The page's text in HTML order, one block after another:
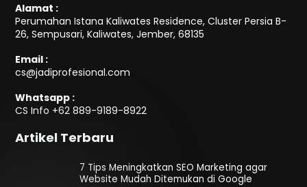
Alamat :
Perumahan Istana Kaliwates Residence, Cluster Persia B-
26, Sempusari, Kaliwates, Jember, 68135
Email :
cs@jadiprofesional.com
Whatsapp :
CS Info +62 889-9189-8922
Artikel Terbaru
7 Tips Meningkatkan SEO Marketing agar
Website Mudah Ditemukan di Google